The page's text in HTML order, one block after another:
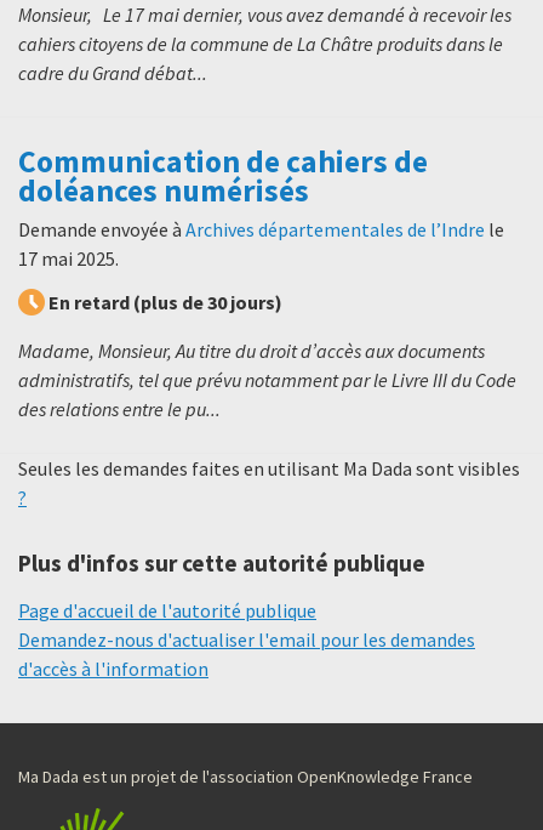
Monsieur, Le 17 mai dernier, vous avez demandé à recevoir les
cahiers citoyens de la commune de La Châtre produits dans le
cadre du Grand débat...
Communication de cahiers de
doléances numérisés
Demande envoyée à Archives départementales de l’Indre le
17 mai 2025.
En retard (plus de 30 jours)
Madame, Monsieur, Au titre du droit d’accès aux documents
administratifs, tel que prévu notamment par le Livre III du Code
des relations entre le pu...
Seules les demandes faites en utilisant Ma Dada sont visibles
?
Plus d'infos sur cette autorité publique
Page d'accueil de l'autorité publique
Demandez-nous d'actualiser l'email pour les demandes
d'accès à l'information
Ma Dada est un projet de l'association OpenKnowledge France